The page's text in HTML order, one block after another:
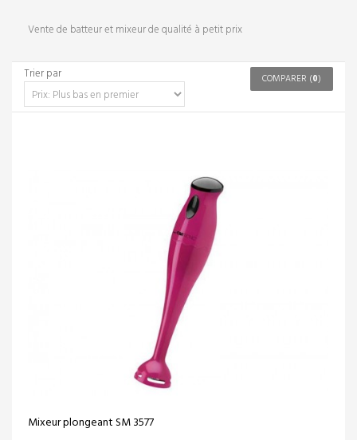
Vente de batteur et mixeur de qualité à petit prix
Trier par COMPARER (0)
Mixeur plongeant SM 3577